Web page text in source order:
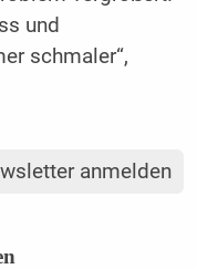
und
schmaler“,
anmelden